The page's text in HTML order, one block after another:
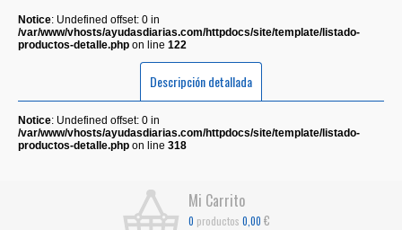
Notice: Undefined offset: 0 in
/var/www/vhosts/ayudasdiarias.com/httpdocs/site/template/listado-
productos-detalle.php on line 122
Descripción detallada
Notice: Undefined offset: 0 in
/var/www/vhosts/ayudasdiarias.com/httpdocs/site/template/listado-
productos-detalle.php on line 318
Mi Carrito
0 productos 0,00 €